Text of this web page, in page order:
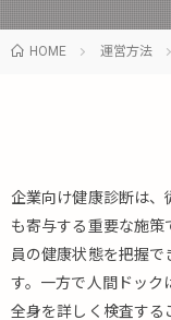
HOME 運営方法
企業向け健康診断は、
も寄与する重要な施策
員の健康状態を把握
す。一方で人間ドック
全身を詳しく検査する